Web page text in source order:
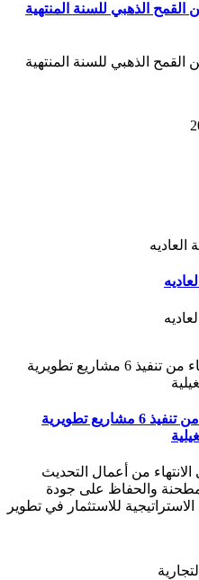
القمح الذهبي للسنة المنتهية
القمح الذهبي للسنة المنتهية
مطاحن القمح الذهبي تعلن الانتهاء من تنفيذ 6 مشاريع تطويرية
من أعمال التحديث
والحفاظ على جودة
للاستثمار في تطوير